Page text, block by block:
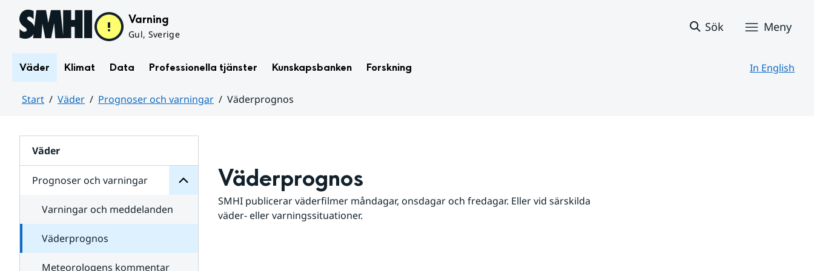
Hoppa till sidans innehåll Varning
Gul, Sverige
Sök Meny
Väder Klimat Data Professionella tjänster Kunskapsbanken Forskning In English
Start Väder Prognoser och varningar
Väderprognos
Väder
Prognoser och varningar
för
varningar
Varningar och meddelanden
Väderprognos
Meteorologens kommentar
Väderprognos
SMHI publicerar väderfilmer måndagar, onsdagar och fredagar. Eller vid särskilda
väder- eller varningssituationer.